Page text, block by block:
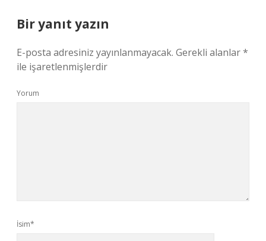
Bir yanıt yazın
E-posta adresiniz yayınlanmayacak. Gerekli alanlar*
ile işaretlenmişlerdir
Yorum
İsim*